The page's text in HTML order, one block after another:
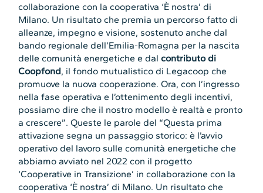
collaborazione con la cooperativa ‘È nostra’ di
Milano. Un risultato che premia un percorso fatto di
alleanze, impegno e visione, sostenuto anche dal
bando regionale dell’Emilia-Romagna per la nascita
delle comunità energetiche e dalcontributo di
Coopfond, il fondo mutualistico di Legacoop che
promuove la nuova cooperazione. Ora, con l’ingresso
nella fase operativa e l’ottenimento degli incentivi,
possiamo dire che il nostro modello è realtà e pronto
a crescere”. Queste le parole del “Questa prima
attivazione segna un passaggio storico: è l’avvio
operativo del lavoro sulle comunità energetiche che
abbiamo avviato nel 2022 con il progetto
‘Cooperative in Transizione’ in collaborazione con la
cooperativa ‘È nostra’ di Milano. Un risultato che